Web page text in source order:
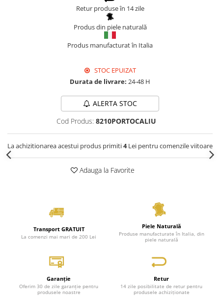
Retur produse în 14 zile
Produs din piele naturală
Produs manufacturat în Italia
STOC EPUIZAT
Durata de livrare: 24-48 H
ALERTA STOC
Cod Produs: 8210PORTOCALIU
La achizitionarea acestui produs primiti4Lei pentru comenzile viitoare
Adauga la Favorite
Transport GRATUIT
La comenzi mai mari de 200 Lei
Piele Naturală
Produse manufacturate în Italia, din
piele naturală
Garanție
Oferim 30 de zile garanție pentru
produsele noastre
Retur
14 zile posibilitate de retur pentru
produsele achiziționate